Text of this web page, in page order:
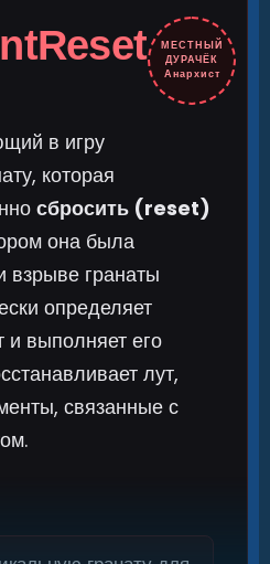
МЕСТНЫЙ
ДУРАЧЁК
Анархист
в игру
которая
сбросить (reset)
она была
взрыве гранаты
определяет
выполняет его
лут,
связанные с